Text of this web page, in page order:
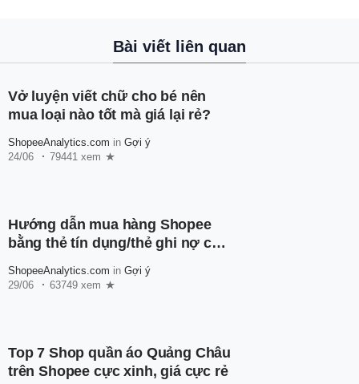
Bài viết liên quan
Vở luyện viết chữ cho bé nên
mua loại nào tốt mà giá lại rẻ?
ShopeeAnalytics.com in Gợi ý
24/06
79441 xem
Hướng dẫn mua hàng Shopee
bằng thẻ tín dụng/thẻ ghi nợ cho
ShopeeAnalytics.com in Gợi ý
29/06
63749 xem
Top 7 Shop quần áo Quảng Châu
trên Shopee cực xinh, giá cực rẻ